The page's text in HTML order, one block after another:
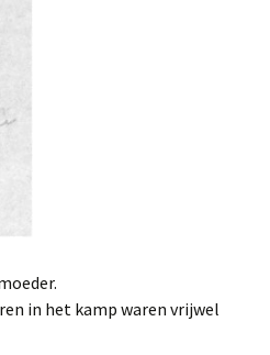
in het kamp waren vrijwel